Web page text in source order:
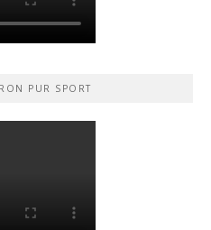
PUR SPORT